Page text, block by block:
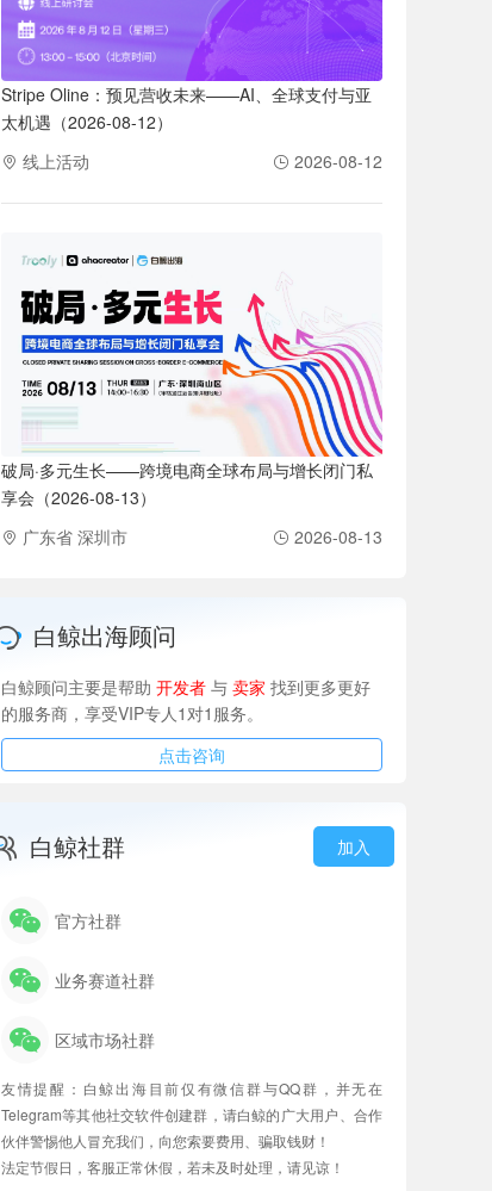
Stripe Oline：预见营收未来——AI、全球支付与亚
太机遇（2026-08-12）
线上活动
2026-08-12
破局·多元生长——跨境电商全球布局与增长闭门私
享会（2026-08-13）
广东省 深圳市
2026-08-13
白鲸出海顾问
白鲸顾问主要是帮助 开发者 与 卖家 找到更多更好
的服务商，享受VIP专人1对1服务。
点击咨询
白鲸社群 加入
官方社群
业务赛道社群
区域市场社群
友情提醒：白鲸出海目前仅有微信群与QQ群，并无在
Telegram等其他社交软件创建群，请白鲸的广大用户、合作
伙伴警惕他人冒充我们，向您索要费用、骗取钱财！
法定节假日，客服正常休假，若未及时处理，请见谅！